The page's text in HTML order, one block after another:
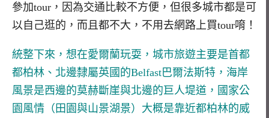
參加tour，因為交通比較不方便，但很多城市都是可
以自己逛的，而且都不大，不用去網路上買tour唷！
統整下來，想在愛爾蘭玩耍，城市旅遊主要是首都
都柏林、北邊隸屬英國的Belfast巴爾法斯特，海岸
風景是西邊的莫赫斷崖與北邊的巨人堤道，國家公
園風情（田園與山景湖景）大概是靠近都柏林的威